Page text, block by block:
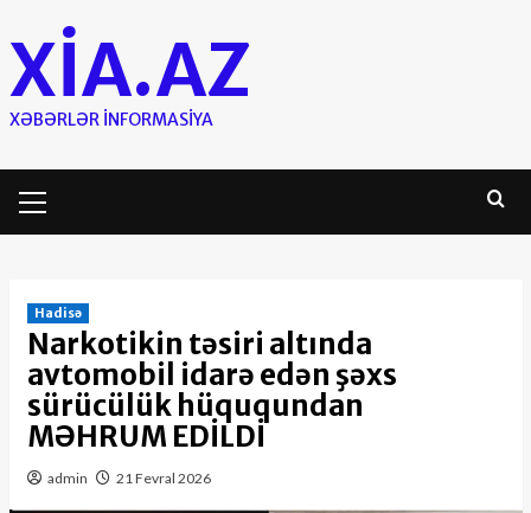
to
content
XIA.AZ
XƏBƏRLƏR INFORMASIYA
Menu
Hadisə
Narkotikin təsiri altında
avtomobil idarə edən şəxs
sürücülük hüququndan
MƏHRUM EDİLDİ
admin 21 Fevral 2026